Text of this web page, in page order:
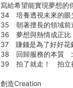
寫給希望能實現夢想的
34 培養透視未來的
35 朝著擅長的領域
36 夢想與熱情成正
37 賺錢是為了好好
38 回歸服務的本質
39 拍了就走！ 拍立
創造Creation